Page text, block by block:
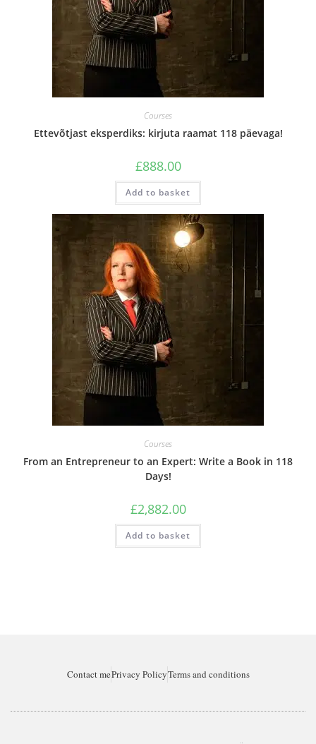
Courses
Ettevõtjast eksperdiks: kirjuta raamat 118 päevaga!
£888.00
Add to basket
Courses
From an Entrepreneur to an Expert: Write a Book in 118
Days!
£2,882.00
Add to basket
Contact mePrivacy PolicyTerms and conditions